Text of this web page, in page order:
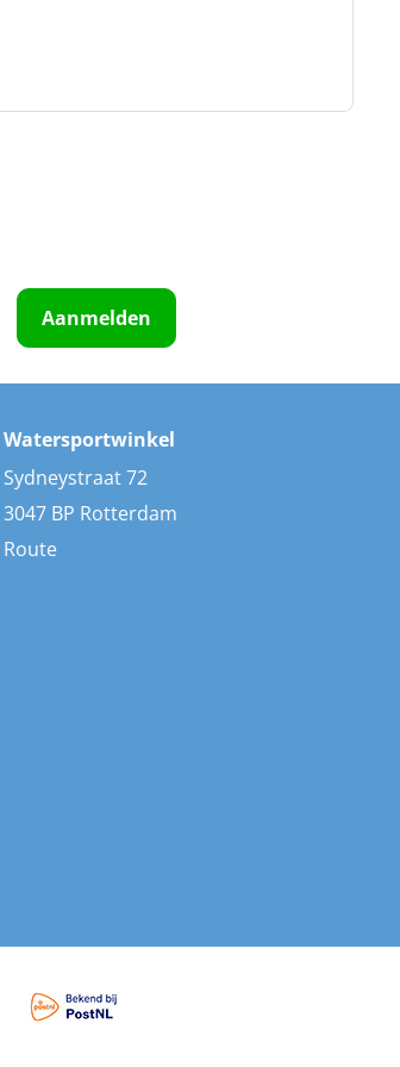
Aanmelden
Watersportwinkel
Sydneystraat 72
3047 BP Rotterdam
Route